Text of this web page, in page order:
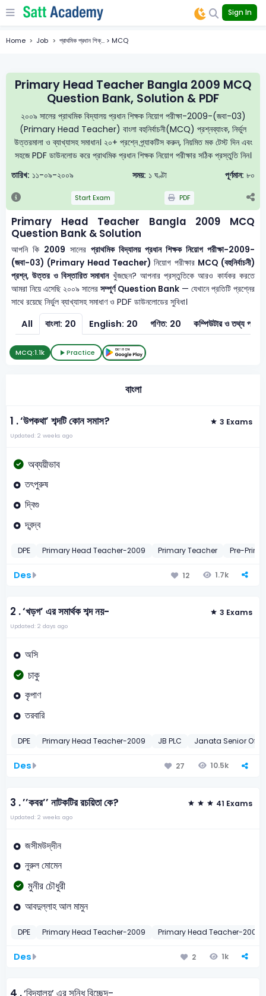
Sign In
Home Job প্রাথমিক প্রধান শিক্... > MCQ
Primary Head Teacher Bangla 2009 MCQ
Question Bank, Solution & PDF
২০০৯ সালের প্রাথমিক বিদ্যালয় প্রধান শিক্ষক নিয়োগ পরীক্ষা-2009-(জবা-03)
(Primary Head Teacher) বাংলা বহুনির্বাচনী(MCQ) প্রশ্নব্যাংক, নির্ভুল
উত্তরমালা ও ব্যাখ্যাসহ সমাধান। ২০+ প্রশ্নে প্র্যাকটিস করুন, নিয়মিত মক টেস্ট দিন এবং
সহজে PDF ডাউনলোড করে প্রাথমিক প্রধান শিক্ষক নিয়োগ পরীক্ষার সঠিক প্রস্তুতি নিন।
তারিখ: ১১-০৯-২০০৯ সময়: ১ ঘণ্টা পূর্ণমান: ৮০
Start Exam PDF
Primary Head Teacher Bangla 2009 MCQ
Question Bank & Solution
আপনি কি 2009 সালেরপ্রাথমিক বিদ্যালয় প্রধান শিক্ষক নিয়োগ পরীক্ষা-2009-
(জবা-03) (Primary Head Teacher) নিয়োগ পরীক্ষার MCQ (বহুনির্বাচনী)
প্রশ্ন, উত্তর ও বিস্তারিত সমাধানখুঁজছেন? আপনার প্রস্তুতিকে আরও কার্যকর করতে
আমরা নিয়ে এসেছি ২০০৯ সালেরসম্পূর্ণ Question Bank— যেখানে প্রতিটি প্রশ্নের
সাথে রয়েছে নির্ভুল ব্যাখ্যাসহ সমাধাণ ও PDF ডাউনলোডের সুবিধা।
All বাংলা: 20 English: 20 গণিত: 20 কম্পিউটার
MCQ:1.1k Practice
বাংলা
1 .‘উপকথা’ শব্দটি কোন সমাস? 3 Exams
Updated: 2 weeks ago
অব্যয়ীভাব
তৎপুরুষ
দ্বিগু
দ্বন্দ্ব
DPE Primary Head Teacher-2009 Primary Teacher Pre-
Des 12 1.7k
2 .‘খড়গ’ এর সমার্থক শব্দ নয়- 3 Exams
Updated: 2 days ago
অসি
চাকু
কৃপাণ
তরবারি
DPE Primary Head Teacher-2009 JB PLC Janata Senior
Des 27 10.5k
3 .’’কবর’’ নাটকটির রচয়িতা কে? 41 Exams
Updated: 2 weeks ago
জসীমউদ্‌দীন
নুরুল মোমেন
মুনীর চৌধুরী
আবদুল্লাহ আল মামুন
DPE Primary Head Teacher-2009 Primary Head Teacher-2008
Des 2 1k